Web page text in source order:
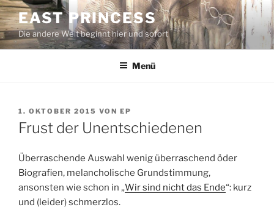
Zum
Inhalt
springen
EAST PRINCESS
Die andere Welt beginnt hier und sofort
Menü
VERÖFFENTLICHT
AM
1. OKTOBER 2015 VON EP
Frust der Unentschiedenen
Überraschende Auswahl wenig überraschend öder
Biografien, melancholische Grundstimmung,
ansonsten wie schon in „Wir sind nicht das Ende“: kurz
und (leider) schmerzlos.